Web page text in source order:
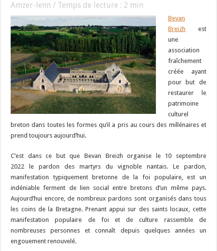
Amzer-lenn / Temps de lecture : 2 min
Bevan
Breizh est
une
association
fraîchement
créée ayant
pour but de
restaurer le
patrimoine
culturel
breton dans toutes les formes qu’il a pris au cours des millénaires et
prend toujours aujourd’hui.
C’est dans ce but que Bevan Breizh organise le 10 septembre
2022 le pardon des martyrs du vignoble nantais. Le pardon,
manifestation typiquement bretonne de la foi populaire, est un
indéniable ferment de lien social entre bretons d’un même pays.
Aujourd’hui encore, de nombreux pardons sont organisés dans tous
les coins de la Bretagne. Prenant appui sur des saints locaux, cette
manifestation populaire de foi et de culture rassemble de
nombreuses personnes et connaît depuis quelques années un
engouement renouvelé.